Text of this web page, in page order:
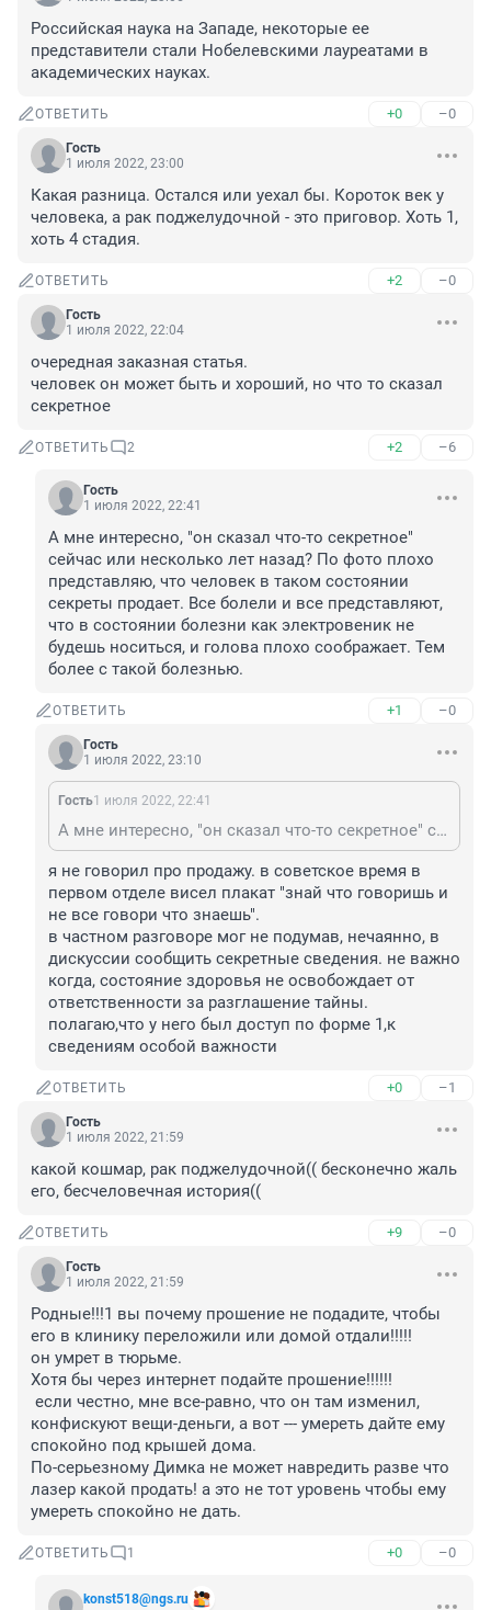
Российская наука на Западе, некоторые ее
представители стали Нобелевскими лауреатами в
академических науках.
ОТВЕТИТЬ +0 –0
Гость
1 июля 2022, 23:00
Какая разница. Остался или уехал бы. Короток век у
человека, а рак поджелудочной - это приговор. Хоть 1,
хоть 4 стадия.
ОТВЕТИТЬ +2 –0
Гость
1 июля 2022, 22:04
очередная заказная статья.
человек он может быть и хороший, но что то сказал
секретное
ОТВЕТИТЬ 2 +2 –6
Гость
1 июля 2022, 22:41
А мне интересно, "он сказал что-то секретное"
сейчас или несколько лет назад? По фото плохо
представляю, что человек в таком состоянии
секреты продает. Все болели и все представляют,
что в состоянии болезни как электровеник не
будешь носиться, и голова плохо соображает. Тем
более с такой болезнью.
ОТВЕТИТЬ +1 –0
Гость
1 июля 2022, 23:10
Гость1 июля 2022, 22:41
А мне интересно, "он сказал что-то секретное" сейчас или несколько лет назад? По фото плохо представляю, что человек в таком состоянии секреты продает. Все болели и все представляют, что в состоянии болезни как электровеник не будешь носиться, и голова плохо соображает. Тем более с такой болезнью.
я не говорил про продажу. в советское время в
первом отделе висел плакат "знай что говоришь и
не все говори что знаешь".
в частном разговоре мог не подумав, нечаянно, в
дискуссии сообщить секретные сведения. не важно
когда, состояние здоровья не освобождает от
ответственности за разглашение тайны.
полагаю,что у него был доступ по форме 1,к
сведениям особой важности
ОТВЕТИТЬ +0 –1
Гость
1 июля 2022, 21:59
какой кошмар, рак поджелудочной(( бесконечно жаль
его, бесчеловечная история((
ОТВЕТИТЬ +9 –0
Гость
1 июля 2022, 21:59
Родные!!!1 вы почему прошение не подадите, чтобы
его в клинику переложили или домой отдали!!!!!
он умрет в тюрьме.
Хотя бы через интернет подайте прошение!!!!!!
если честно, мне все-равно, что он там изменил,
конфискуют вещи-деньги, а вот --- умереть дайте ему
спокойно под крышей дома.
По-серьезному Димка не может навредить разве что
лазер какой продать! а это не тот уровень чтобы ему
умереть спокойно не дать.
ОТВЕТИТЬ 1 +0 –0
konst518@ngs.ru